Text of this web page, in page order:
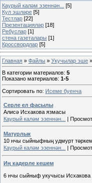
Каурый каләм эзеннән...
[5]
Кул эшләре [5]
Тестлар [22]
Презентацияләр [18]
Ребуслар [1]
стена газеталары [1]
Кроссвордлар [5]
Главная » Файлы » Укучылар эше
В категории материалов: 5
Показано материалов: 1-5
Сортировать по: Исеме буенча
Серле ел фасылы
Алисә Исхакова язмасы
Каурый каләм эзеннән...
|
Матурлык
10 нчы сыйныфның удмурт
Каурый каләм эзеннән...
Иң кадерле кешем
6 нчы сыйныф укучысы Исхакова